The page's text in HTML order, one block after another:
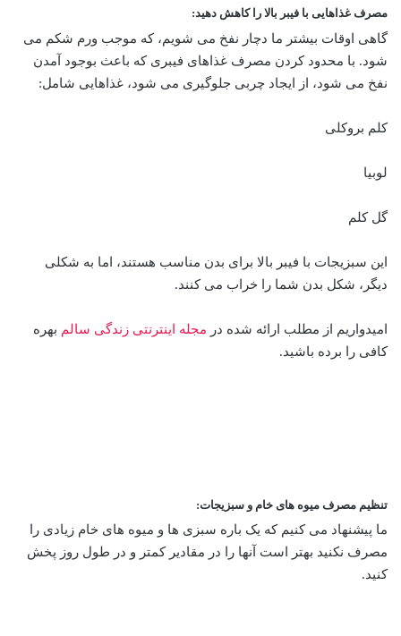
مصرف غذاهایی با فیبر بالا را کاهش دهید:
گاهی اوقات بیشتر ما دچار نفخ می شویم، که موجب ورم شکم می
شود. با محدود کردن مصرف غذاهای فیبری که باعث بوجود آمدن
نفخ می شود، از ایجاد چربی جلوگیری می شود، غذاهایی شامل:
کلم بروکلی
لوبیا
گل کلم
این سبزیجات با فیبر بالا برای بدن مناسب هستند، اما به شکلی
دیگر، شکل بدن شما را خراب می کنند.
امیدواریم از مطلب ارائه شده در مجله اینترنتی زندگی سالم بهره
کافی را برده باشید.
تنظیم مصرف میوه های خام و سبزیجات:
ما پیشنهاد می کنیم که یک باره سبزی ها و میوه های خام زیادی را
مصرف نکنید بهتر است آنها را در مقادیر کمتر و در طول روز پخش
کنید.